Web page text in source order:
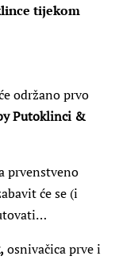
tijekom
održano prvo
Putoklinci &
prvenstveno
će se (i
osnivačica prve i